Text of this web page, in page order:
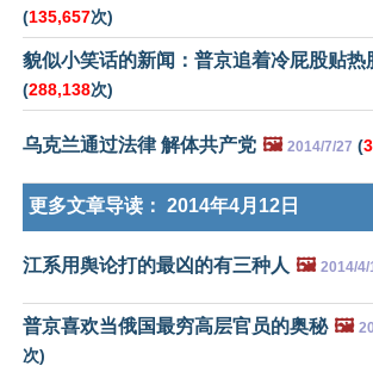
(135,657次)
貌似小笑话的新闻：普京追着冷屁股贴热
(288,138次)
乌克兰通过法律 解体共产党 🖼️ 2014/7/27 (
更多文章导读： 2014年4月12日
江系用舆论打的最凶的有三种人 🖼️ 2014/4/
普京喜欢当俄国最穷高层官员的奥秘 🖼️
次)